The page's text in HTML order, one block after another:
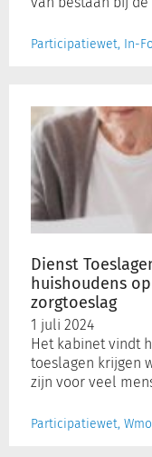
Participatiewet, In-
Dienst
huishoudens
zorgtoeslag
1 juli 2024
Het kabinet vindt
toeslagen krijgen
zijn voor veel
Participatiewet,
Toeslagen
attendeert
150.000
huishoudens
mogelijk
recht
zorgtoeslag